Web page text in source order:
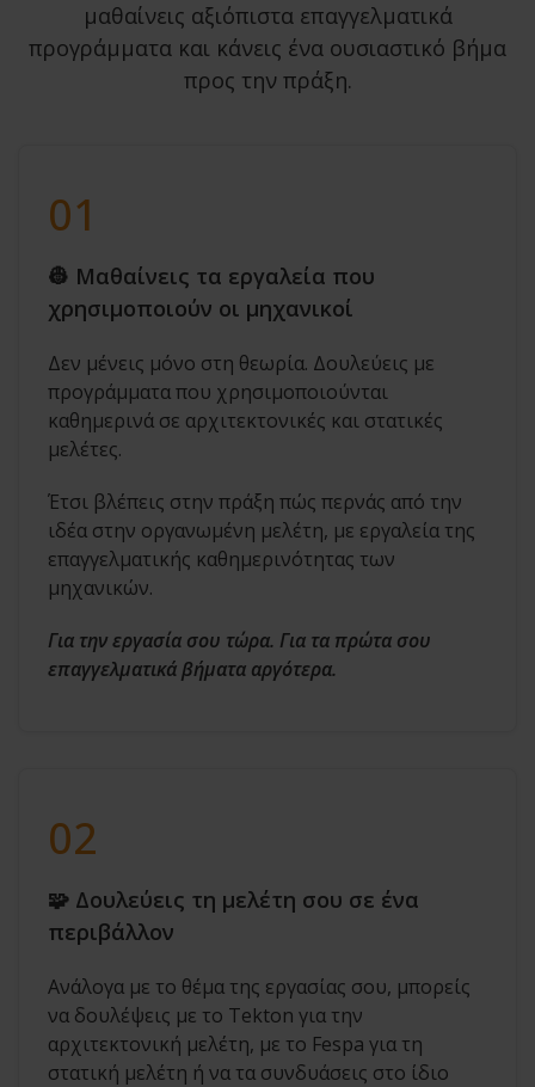
μαθαίνεις αξιόπιστα επαγγελματικά
προγράμματα και κάνεις ένα ουσιαστικό βήμα
προς την πράξη.
01
👷 Μαθαίνεις τα εργαλεία που
χρησιμοποιούν οι μηχανικοί
Δεν μένεις μόνο στη θεωρία. Δουλεύεις με
προγράμματα που χρησιμοποιούνται
καθημερινά σε αρχιτεκτονικές και στατικές
μελέτες.
Έτσι βλέπεις στην πράξη πώς περνάς από την
ιδέα στην οργανωμένη μελέτη, με εργαλεία της
επαγγελματικής καθημερινότητας των
μηχανικών.
Για την εργασία σου τώρα. Για τα πρώτα σου
επαγγελματικά βήματα αργότερα.
02
🧩 Δουλεύεις τη μελέτη σου σε ένα
περιβάλλον
Ανάλογα με το θέμα της εργασίας σου, μπορείς
να δουλέψεις με το Tekton για την
αρχιτεκτονική μελέτη, με το Fespa για τη
στατική μελέτη ή να τα συνδυάσεις στο ίδιο